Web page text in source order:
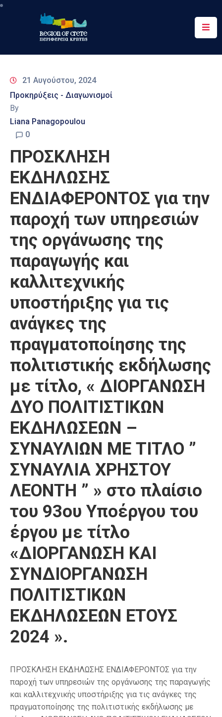
Περιφέρεια
&
Δράσεις
Ψηφιακές
Επικοινωνία
21 Αυγούστου, 2024
Προκηρύξεις - Διαγωνισμοί
By
Liana Panagopoulou
0
ΠΡΟΣΚΛΗΣΗ
ΕΚΔΗΛΩΣΗΣ
ΕΝΔΙΑΦΕΡΟΝΤΟΣ για την
παροχή των υπηρεσιών
της οργάνωσης της
παραγωγής και
καλλιτεχνικής
υποστήριξης για τις
ανάγκες της
πραγματοποίησης της
πολιτιστικής εκδήλωσης
με τίτλο, « ΔΙΟΡΓΑΝΩΣΗ
ΔΥΟ ΠΟΛΙΤΙΣΤΙΚΩΝ
ΕΚΔΗΛΩΣΕΩΝ –
ΣΥΝΑΥΛΙΩΝ ΜΕ ΤΙΤΛΟ ”
ΣΥΝΑΥΛΙΑ ΧΡΗΣΤΟΥ
ΛΕΟΝΤΗ ” » στο πλαίσιο
του 93ου Υποέργου του
έργου με τίτλο
«ΔΙΟΡΓΑΝΩΣΗ ΚΑΙ
ΣΥΝΔΙΟΡΓΑΝΩΣΗ
ΠΟΛΙΤΙΣΤΙΚΩΝ
ΕΚΔΗΛΩΣΕΩΝ ΕΤΟΥΣ
2024 ».
ΠΡΟΣΚΛΗΣΗ ΕΚΔΗΛΩΣΗΣ ΕΝΔΙΑΦΕΡΟΝΤΟΣ για την
παροχή των υπηρεσιών της οργάνωσης της παραγωγής
και καλλιτεχνικής υποστήριξης για τις ανάγκες της
πραγματοποίησης της πολιτιστικής εκδήλωσης με